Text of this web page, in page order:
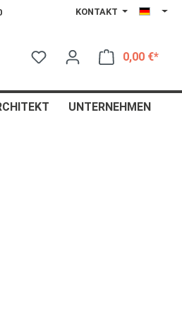
KONTAKT
0,00 €*
UNTERNEHMEN